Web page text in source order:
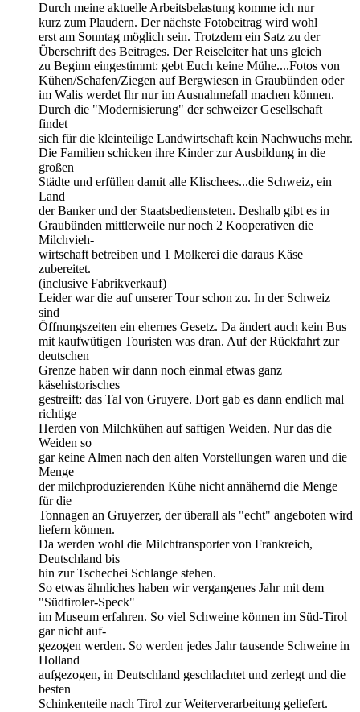
Durch meine aktuelle Arbeitsbelastung komme ich nur
kurz zum Plaudern. Der nächste Fotobeitrag wird wohl
erst am Sonntag möglich sein. Trotzdem ein Satz zu der
Überschrift des Beitrages. Der Reiseleiter hat uns gleich
zu Beginn eingestimmt: gebt Euch keine Mühe....Fotos von
Kühen/Schafen/Ziegen auf Bergwiesen in Graubünden oder
im Walis werdet Ihr nur im Ausnahmefall machen können.
Durch die "Modernisierung" der schweizer Gesellschaft
findet
sich für die kleinteilige Landwirtschaft kein Nachwuchs mehr.
Die Familien schicken ihre Kinder zur Ausbildung in die
großen
Städte und erfüllen damit alle Klischees...die Schweiz, ein
Land
der Banker und der Staatsbediensteten. Deshalb gibt es in
Graubünden mittlerweile nur noch 2 Kooperativen die
Milchvieh-
wirtschaft betreiben und 1 Molkerei die daraus Käse
zubereitet.
(inclusive Fabrikverkauf)
Leider war die auf unserer Tour schon zu. In der Schweiz
sind
Öffnungszeiten ein ehernes Gesetz. Da ändert auch kein Bus
mit kaufwütigen Touristen was dran. Auf der Rückfahrt zur
deutschen
Grenze haben wir dann noch einmal etwas ganz
käsehistorisches
gestreift: das Tal von Gruyere. Dort gab es dann endlich mal
richtige
Herden von Milchkühen auf saftigen Weiden. Nur das die
Weiden so
gar keine Almen nach den alten Vorstellungen waren und die
Menge
der milchproduzierenden Kühe nicht annähernd die Menge
für die
Tonnagen an Gruyerzer, der überall als "echt" angeboten wird
liefern können.
Da werden wohl die Milchtransporter von Frankreich,
Deutschland bis
hin zur Tschechei Schlange stehen.
So etwas ähnliches haben wir vergangenes Jahr mit dem
"Südtiroler-Speck"
im Museum erfahren. So viel Schweine können im Süd-Tirol
gar nicht auf-
gezogen werden. So werden jedes Jahr tausende Schweine in
Holland
aufgezogen, in Deutschland geschlachtet und zerlegt und die
besten
Schinkenteile nach Tirol zur Weiterverarbeitung geliefert.